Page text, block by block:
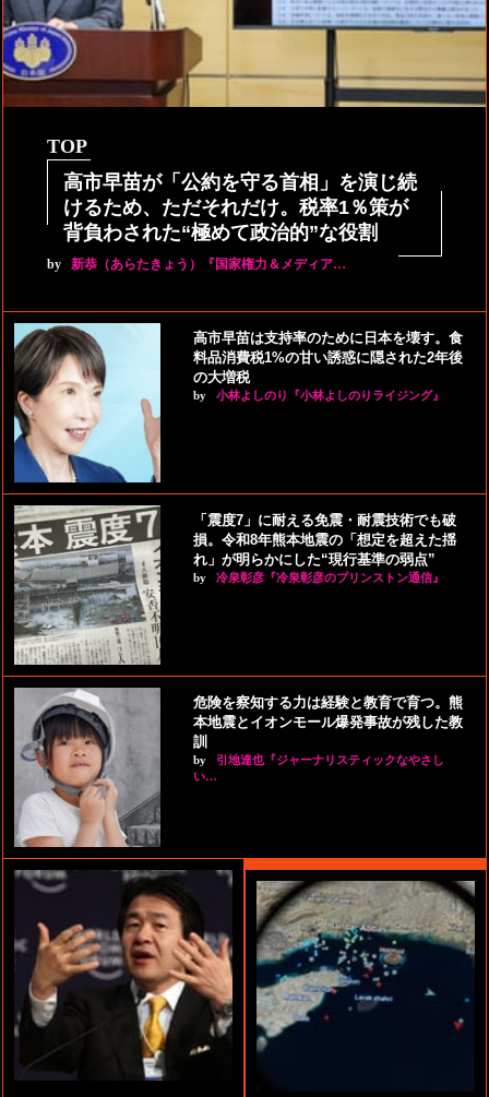
TOP
高市早苗が「公約を守る首相」を演じ続
けるため、ただそれだけ。税率1％策が
背負わされた“極めて政治的”な役割
by 新恭（あらたきょう）『国家権力＆メディア…
高市早苗は支持率のために日本を壊す。食
料品消費税1%の甘い誘惑に隠された2年後
の大増税
by 小林よしのり『小林よしのりライジング』
「震度7」に耐える免震・耐震技術でも破
損。令和8年熊本地震の「想定を超えた揺
れ」が明らかにした“現行基準の弱点”
by 冷泉彰彦『冷泉彰彦のプリンストン通信』
危険を察知する力は経験と教育で育つ。熊
本地震とイオンモール爆発事故が残した教
訓
by
引地達也『ジャーナリスティックなやさし
い…